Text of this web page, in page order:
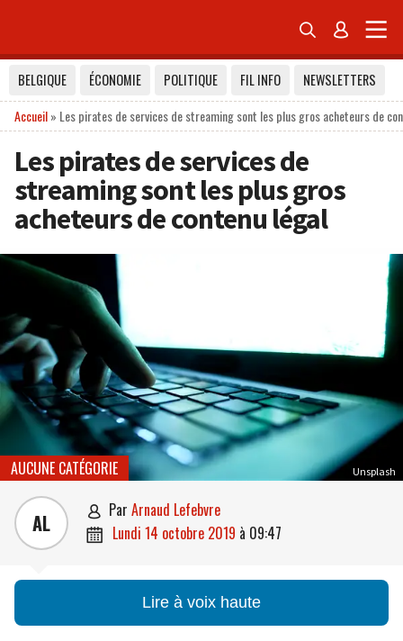
 
BELGIQUE ÉCONOMIE POLITIQUE FIL INFO
NEWSLETTERS
Accueil» Les pirates de services de streaming sont les plus gros acheteurs de
Les pirates de services de
streaming sont les plus gros
acheteurs de contenu légal
Unsplash
AUCUNE CATÉGORIE
AL  par Arnaud Lefebvre
 lundi 14 octobre 2019 à 09:47
Lire à voix haute